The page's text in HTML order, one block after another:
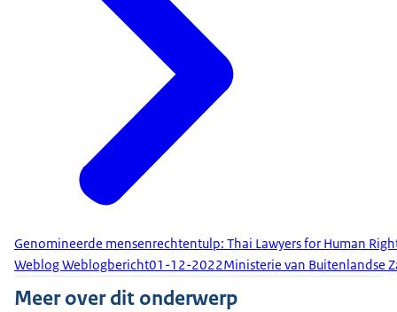
Genomineerde mensenrechtentulp: Thai Lawyers for Human
Weblog Weblogbericht01-12-2022Ministerie van Buitenlandse
Meer over dit onderwerp